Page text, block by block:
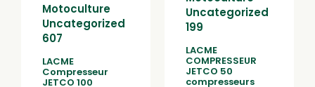
LACME
Compresseur
JETCO 100
LACME
COMPRESSEUR
JETCO 50
compresseurs